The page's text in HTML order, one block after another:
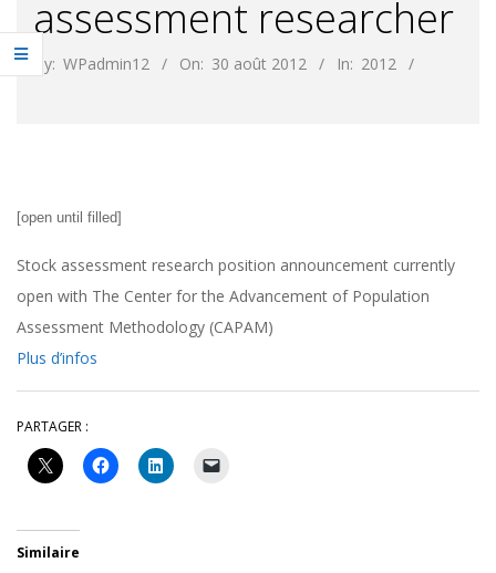
assessment researcher
By: WPadmin12 On: 30 août 2012 In: 2012
[open until filled]
Stock assessment research position announcement currently
open with The Center for the Advancement of Population
Assessment Methodology (CAPAM)
Plus d’infos
PARTAGER :
Similaire